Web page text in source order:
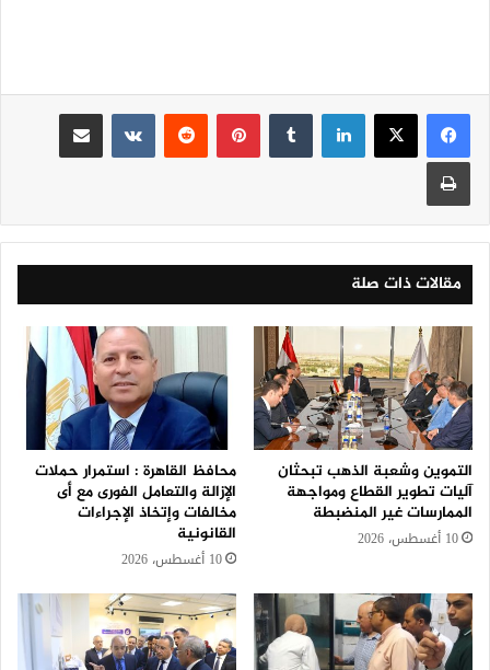
لينكدإن بينتيريست
مقالات ذات صلة
التموين وشعبة الذهب تبحثان
آليات تطوير القطاع ومواجهة
الممارسات غير المنضبطة
10 أغسطس، 2026
محافظ القاهرة : استمرار حملات
الإزالة والتعامل الفورى مع أى
مخالفات وإتخاذ الإجراءات
القانونية
10 أغسطس، 2026